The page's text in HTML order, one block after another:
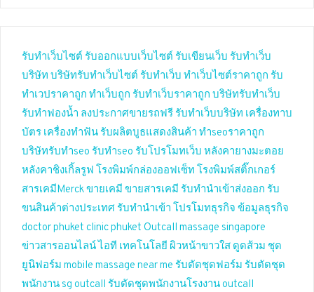
รับทำเว็บไซต์ รับออกแบบเว็บไซต์ รับเขียนเว็บ รับทำเว็บ
บริษัท บริษัทรับทำเว็บไซต์ รับทำเว็บ ทำเว็บไซต์ราคาถูก รับ
ทำเวปราคาถูก ทำเว็บถูก รับทำเว็บราคาถูก บริษัทรับทำเว็บ
รับทำฟองน้ำ ลงประกาศขายรถฟรี รับทำเว็บบริษัท เครื่องทาบ
บัตร เครื่องทำฟัน รับผลิตบูธแสดงสินค้า ทำseoราคาถูก
บริษัทรับทำseo รับทำseo รับโปรโมทเว็บ หลังคายางมะตอย
หลังคาชิงเกิ้ลรูฟ โรงพิมพ์กล่องออฟเซ็ท โรงพิมพ์สติ๊กเกอร์
สารเคมีMerckขายเคมี ขายสารเคมี รับทำนำเข้าส่งออก รับ
ขนสินค้าต่างประเทศ รับทำนำเข้า โปรโมทธุรกิจ ข้อมูลธุรกิจ
doctor phuket clinic phuket Outcall massage singapore
ข่าวสารออนไลน์ไอที เทคโนโลยี ผิวหน้าขาวใส ดูดส้วม ชุด
ยูนิฟอร์ม mobile massage near me รับตัดชุดฟอร์ม รับตัดชุด
พนักงาน sg outcall รับตัดชุดพนักงานโรงงาน outcall